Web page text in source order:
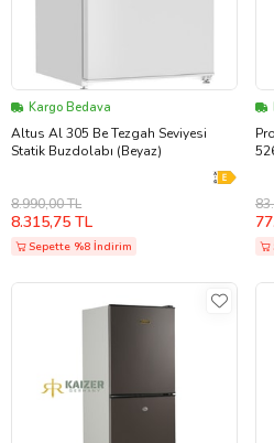
Kargo Bedava
Altus Al 305 Be Tezgah Seviyesi
Statik Buzdolabı (Beyaz)
8.990,00 TL
8.315,75 TL
Sepette %8 İndirim